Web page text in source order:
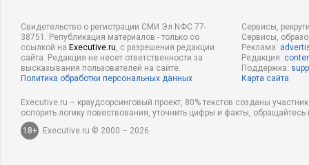
По данным опроса BBC,
Черчилль был назван
стал премьер-министром
лет получил Нобелевскую премию
Эта книга – пример того, что
Только действуя, исправляя
Свидетельство о регистрации СМИ Эл NФС 77-
38751. Републикация материалов - только со
ссылкой на Executive.ru, с разрешения редакции
сайта. Редакция не несет ответственности за
высказывания пользователей на сайте.
Политика обработки персональных данных
Сервисы,
Сервисы,
Реклама:
Редакция:
Поддержка:
Карта сайта
Executive.ru – краудсорсинговый проект, 80% текстов созданы
оспорить логику повествования, уточнить цифры и факты,
18+
Executive.ru © 2000 – 2026.